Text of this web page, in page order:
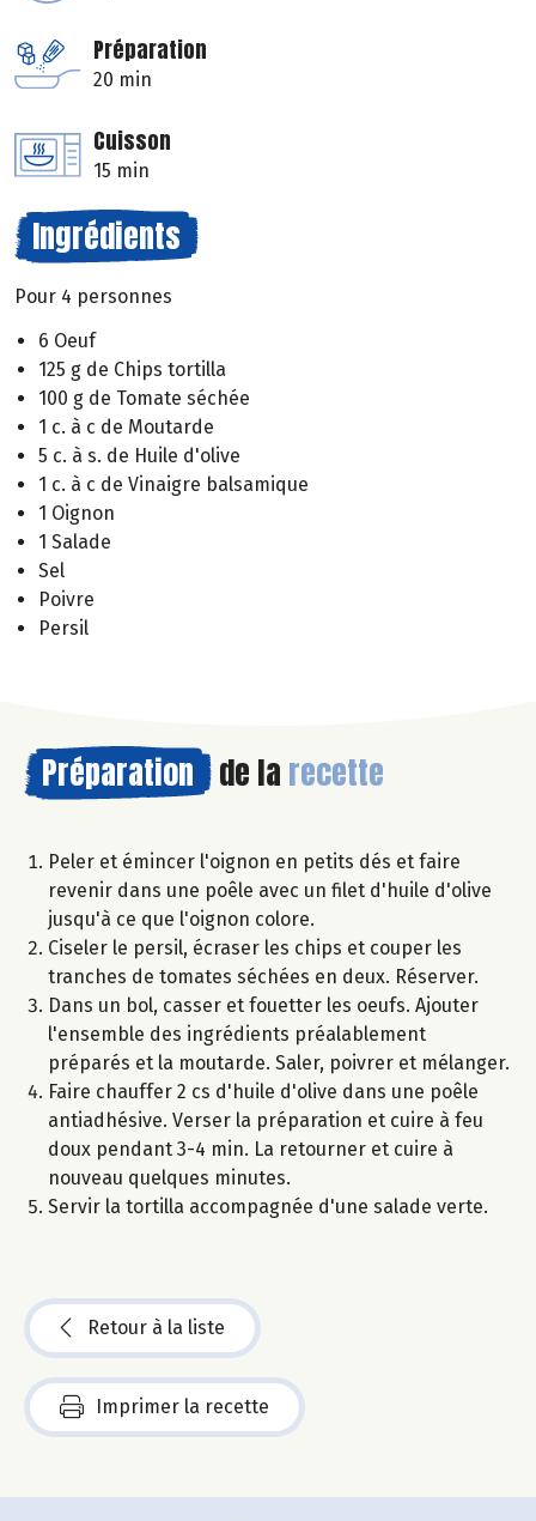
Préparation
20 min
Cuisson
15 min
Ingrédients
Pour 4 personnes
6 Oeuf
125 g de Chips tortilla
100 g de Tomate séchée
1 c. à c de Moutarde
5 c. à s. de Huile d'olive
1 c. à c de Vinaigre balsamique
1 Oignon
1 Salade
Sel
Poivre
Persil
Préparation de la recette
Peler et émincer l'oignon en petits dés et faire
revenir dans une poêle avec un filet d'huile d'olive
jusqu'à ce que l'oignon colore.
Ciseler le persil, écraser les chips et couper les
tranches de tomates séchées en deux. Réserver.
Dans un bol, casser et fouetter les oeufs. Ajouter
l'ensemble des ingrédients préalablement
préparés et la moutarde. Saler, poivrer et mélanger.
Faire chauffer 2 cs d'huile d'olive dans une poêle
antiadhésive. Verser la préparation et cuire à feu
doux pendant 3-4 min. La retourner et cuire à
nouveau quelques minutes.
Servir la tortilla accompagnée d'une salade verte.
Retour à la liste
Imprimer la recette